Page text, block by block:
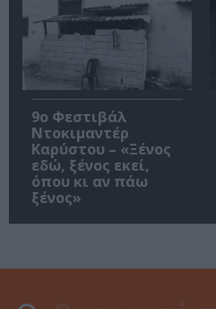
9ο Φεστιβάλ
Ντοκιμαντέρ
Καρύστου – «Ξένος
εδώ, ξένος εκεί,
όπου κι αν πάω
ξένος»